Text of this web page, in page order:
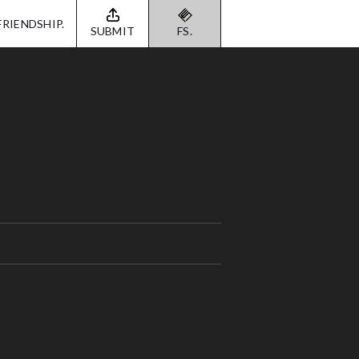
SUBMIT FS.